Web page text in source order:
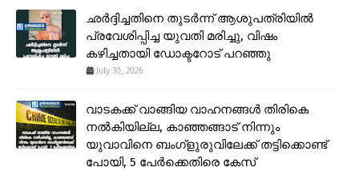
ഛർദ്ദിച്ചതിനെ തുടർന്ന് ആശുപത്രിയിൽ
പ്രവേശിപ്പിച്ച യുവതി മരിച്ചു, വിഷം
കഴിച്ചതായി ഡോക്ടറോട് പറഞ്ഞു
July 30, 2026
വാടകക്ക് വാങ്ങിയ വാഹനങ്ങൾ തിരികെ
നൽകിയില്ല, കാഞ്ഞങ്ങാട് നിന്നും
യുവാവിനെ ബംഗ്ളുരുവിലേക്ക് തട്ടിക്കൊണ്ട്
പോയി, 5 പേർക്കെതിരെ കേസ്